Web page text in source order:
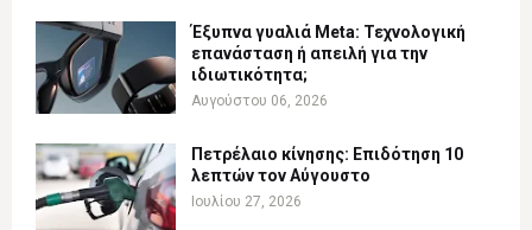
Έξυπνα γυαλιά Meta: Τεχνολογική
επανάσταση ή απειλή για την
ιδιωτικότητα;
Αυγούστου 06, 2026
Πετρέλαιο κίνησης: Επιδότηση 10
λεπτών τον Αύγουστο
Ιουλίου 27, 2026